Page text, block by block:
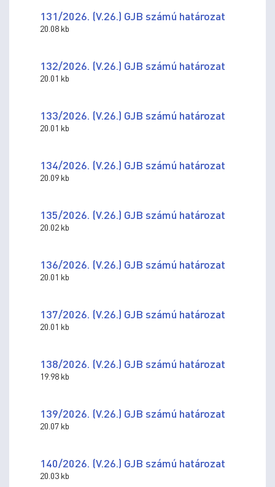
131/2026. (V.26.) GJB számú határozat
20.08 kb
132/2026. (V.26.) GJB számú határozat
20.01 kb
133/2026. (V.26.) GJB számú határozat
20.01 kb
134/2026. (V.26.) GJB számú határozat
20.09 kb
135/2026. (V.26.) GJB számú határozat
20.02 kb
136/2026. (V.26.) GJB számú határozat
20.01 kb
137/2026. (V.26.) GJB számú határozat
20.01 kb
138/2026. (V.26.) GJB számú határozat
19.98 kb
139/2026. (V.26.) GJB számú határozat
20.07 kb
140/2026. (V.26.) GJB számú határozat
20.03 kb